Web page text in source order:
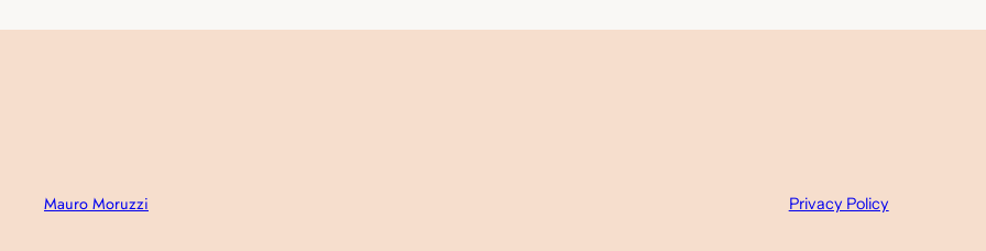
Mauro Moruzzi Privacy Policy